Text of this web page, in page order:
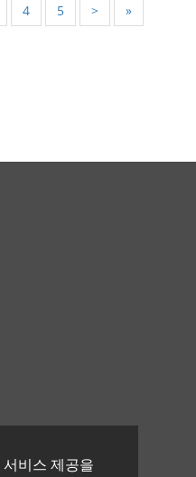
비스 제공을
4 5 > »